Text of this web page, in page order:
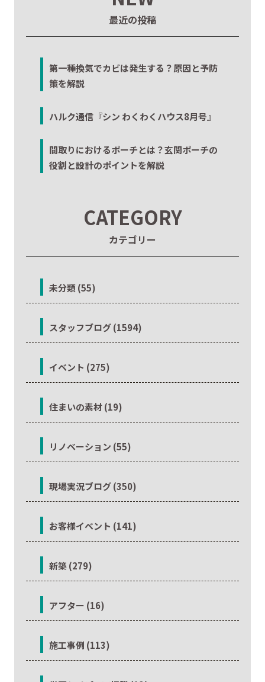
最近の投稿
第一種換気でカビは発生する？原因と予防
策を解説
ハルク通信『シン わくわくハウス8月号』
間取りにおけるポーチとは？玄関ポーチの
役割と設計のポイントを解説
CATEGORY
カテゴリー
未分類 (55)
スタッフブログ (1594)
イベント (275)
住まいの素材 (19)
リノベーション (55)
現場実況ブログ (350)
お客様イベント (141)
新築 (279)
アフター (16)
施工事例 (113)